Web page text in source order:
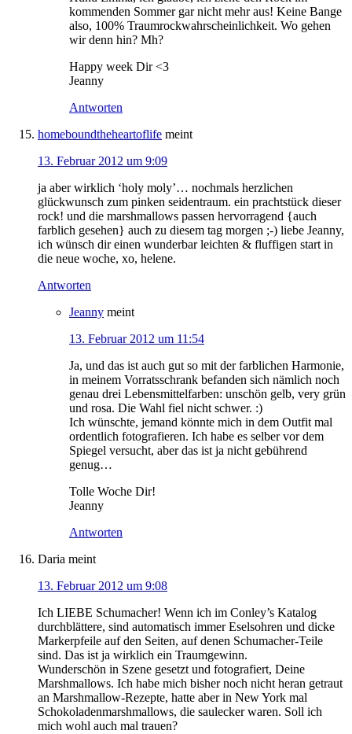
kommenden Sommer gar nicht mehr aus! Keine Bange
also, 100% Traumrockwahrscheinlichkeit. Wo gehen
wir denn hin? Mh?
Happy week Dir <3
Jeanny
Antworten
homeboundtheheartoflife meint
13. Februar 2012 um 9:09
ja aber wirklich ‘holy moly’… nochmals herzlichen
glückwunsch zum pinken seidentraum. ein prachtstück dieser
rock! und die marshmallows passen hervorragend {auch
farblich gesehen} auch zu diesem tag morgen ;-) liebe Jeanny,
ich wünsch dir einen wunderbar leichten & fluffigen start in
die neue woche, xo, helene.
Antworten
Jeanny meint
13. Februar 2012 um 11:54
Ja, und das ist auch gut so mit der farblichen Harmonie,
in meinem Vorratsschrank befanden sich nämlich noch
genau drei Lebensmittelfarben: unschön gelb, very grün
und rosa. Die Wahl fiel nicht schwer. :)
Ich wünschte, jemand könnte mich in dem Outfit mal
ordentlich fotografieren. Ich habe es selber vor dem
Spiegel versucht, aber das ist ja nicht gebührend
genug…
Tolle Woche Dir!
Jeanny
Antworten
Daria meint
13. Februar 2012 um 9:08
Ich LIEBE Schumacher! Wenn ich im Conley’s Katalog
durchblättere, sind automatisch immer Eselsohren und dicke
Markerpfeile auf den Seiten, auf denen Schumacher-Teile
sind. Das ist ja wirklich ein Traumgewinn.
Wunderschön in Szene gesetzt und fotografiert, Deine
Marshmallows. Ich habe mich bisher noch nicht heran getraut
an Marshmallow-Rezepte, hatte aber in New York mal
Schokoladenmarshmallows, die saulecker waren. Soll ich
mich wohl auch mal trauen?